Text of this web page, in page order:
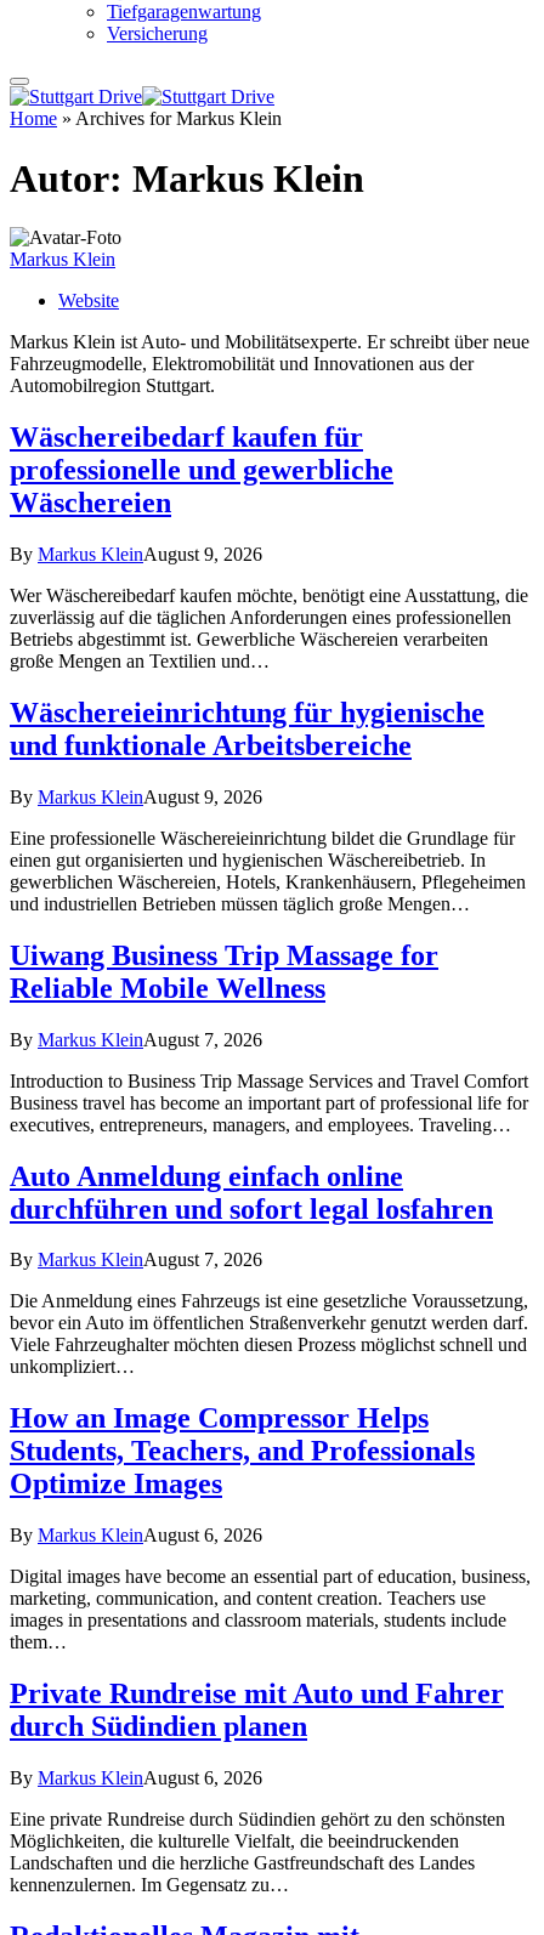
Tiefgaragenwartung
Versicherung
Home » Archives for Markus Klein
Autor: Markus Klein
Markus Klein
Website
Markus Klein ist Auto- und Mobilitätsexperte. Er schreibt über neue
Fahrzeugmodelle, Elektromobilität und Innovationen aus der
Automobilregion Stuttgart.
Wäschereibedarf kaufen für
professionelle und gewerbliche
Wäschereien
By Markus KleinAugust 9, 2026
Wer Wäschereibedarf kaufen möchte, benötigt eine Ausstattung, die
zuverlässig auf die täglichen Anforderungen eines professionellen
Betriebs abgestimmt ist. Gewerbliche Wäschereien verarbeiten
große Mengen an Textilien und…
Wäschereieinrichtung für hygienische
und funktionale Arbeitsbereiche
By Markus KleinAugust 9, 2026
Eine professionelle Wäschereieinrichtung bildet die Grundlage für
einen gut organisierten und hygienischen Wäschereibetrieb. In
gewerblichen Wäschereien, Hotels, Krankenhäusern, Pflegeheimen
und industriellen Betrieben müssen täglich große Mengen…
Uiwang Business Trip Massage for
Reliable Mobile Wellness
By Markus KleinAugust 7, 2026
Introduction to Business Trip Massage Services and Travel Comfort
Business travel has become an important part of professional life for
executives, entrepreneurs, managers, and employees. Traveling…
Auto Anmeldung einfach online
durchführen und sofort legal losfahren
By Markus KleinAugust 7, 2026
Die Anmeldung eines Fahrzeugs ist eine gesetzliche Voraussetzung,
bevor ein Auto im öffentlichen Straßenverkehr genutzt werden darf.
Viele Fahrzeughalter möchten diesen Prozess möglichst schnell und
unkompliziert…
How an Image Compressor Helps
Students, Teachers, and Professionals
Optimize Images
By Markus KleinAugust 6, 2026
Digital images have become an essential part of education, business,
marketing, communication, and content creation. Teachers use
images in presentations and classroom materials, students include
them…
Private Rundreise mit Auto und Fahrer
durch Südindien planen
By Markus KleinAugust 6, 2026
Eine private Rundreise durch Südindien gehört zu den schönsten
Möglichkeiten, die kulturelle Vielfalt, die beeindruckenden
Landschaften und die herzliche Gastfreundschaft des Landes
kennenzulernen. Im Gegensatz zu…